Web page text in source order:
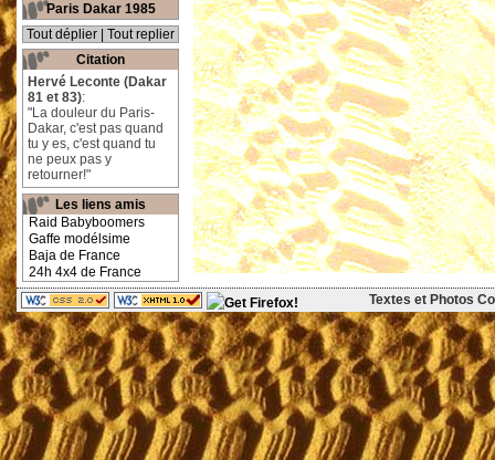
Paris Dakar 1985
Tout déplier
Tout replier
Citation
Hervé Leconte (Dakar
81 et 83):
"La douleur du Paris-
Dakar, c'est pas quand
tu y es, c'est quand tu
ne peux pas y
retourner!"
Les liens amis
Raid Babyboomers
Gaffe modélsime
Baja de France
24h 4x4 de France
Textes et Photos